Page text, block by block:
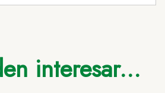
interesar...